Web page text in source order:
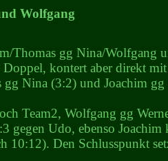
Wolfgang
Thomas gg Nina/Wolfgang
Doppel, kontert aber direkt
Nina (3:2) und Joachim
Team2, Wolfgang gg
gegen Udo, ebenso Joachim
10:12). Den Schlusspunkt